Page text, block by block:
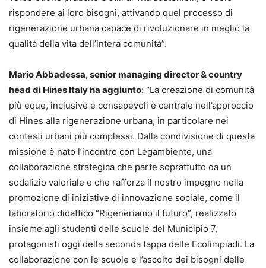
rispondere ai loro bisogni, attivando quel processo di
rigenerazione urbana capace di rivoluzionare in meglio la
qualità della vita dell’intera comunità”.
Mario Abbadessa, senior managing director & country
head di Hines Italy ha aggiunto: “La creazione di comunità
più eque, inclusive e consapevoli è centrale nell’approccio
di Hines alla rigenerazione urbana, in particolare nei
contesti urbani più complessi. Dalla condivisione di questa
missione è nato l’incontro con Legambiente, una
collaborazione strategica che parte soprattutto da un
sodalizio valoriale e che rafforza il nostro impegno nella
promozione di iniziative di innovazione sociale, come il
laboratorio didattico “Rigeneriamo il futuro”, realizzato
insieme agli studenti delle scuole del Municipio 7,
protagonisti oggi della seconda tappa delle Ecolimpiadi. La
collaborazione con le scuole e l’ascolto dei bisogni delle